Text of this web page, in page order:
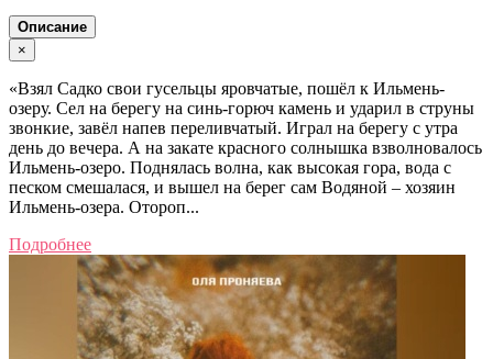
Описание
×
«Взял Садко свои гусельцы яровчатые, пошёл к Ильмень-
озеру. Сел на берегу на синь-горюч камень и ударил в струны
звонкие, завёл напев переливчатый. Играл на берегу с утра
день до вечера. А на закате красного солнышка взволновалось
Ильмень-озеро. Поднялась волна, как высокая гора, вода с
песком смешалася, и вышел на берег сам Водяной – хозяин
Ильмень-озера. Отороп...
Подробнее